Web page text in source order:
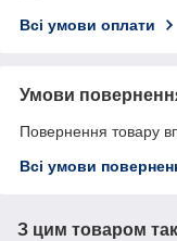
Всі умови оплати
Умови
Повернення товару
Всі умови
З цим товаром